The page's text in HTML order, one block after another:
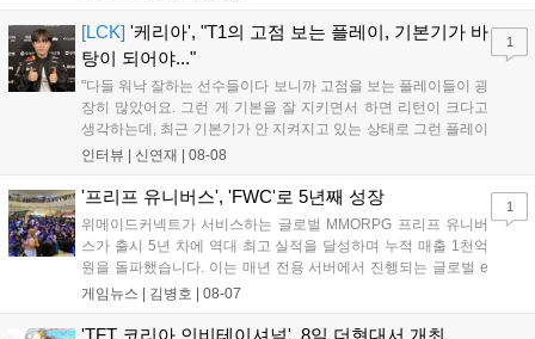
상 'Grand Theft Auto VI: An Extended Look'을 최초 공개할 계획
이다....
[LCK] '케리아', "T1의 고점 보는 플레이, 기본기가 바
탕이 되어야..."
"다들 워낙 잘하는 선수들이다 보니까 고점을 보는 플레이들이 굉
장히 많았어요. 그런 게 기본을 잘 지키면서 하면 리턴이 크다고
생각하는데, 최근 기본기가 안 지켜지고 있는 상태로 그런 플레이
를 추구하다 보니까 팀적으로 안 좋은 사고가 계속 많이 났던 것
LoL 챔피언스 코리아(LCK)'...
인터뷰 | 신연재 | 08-08
1
'프리프 유니버스', 'FWC'로 5년째 성장
위메이드커넥트가 서비스하는 글로벌 MMORPG 프리프 유니버
스가 출시 5년 차에 역대 최고 실적을 달성하며 누적 매출 1천억
원을 돌파했습니다. 이는 매년 전용 서버에서 진행되는 글로벌 e
스포츠 대회 FWC의 영향이 큽니다. FWC는 이용자가 동일한 조
은 전년 대비 매출과 이용자 지표가 대폭 상승하는 성과를 냈습니
게임뉴스 | 김병호 | 08-07
1
'TFT 코리아 인비테이셔널', 8일 더현대서 개최